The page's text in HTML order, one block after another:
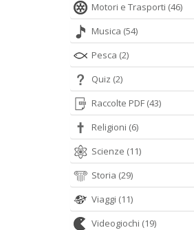
Motori e Trasporti (46)
Musica (54)
Pesca (2)
Quiz (2)
Raccolte PDF (43)
Religioni (6)
Scienze (11)
Storia (29)
Viaggi (11)
Videogiochi (19)